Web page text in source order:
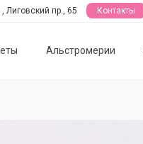
Альстромерии
Лиговский пр., 65 Контакты